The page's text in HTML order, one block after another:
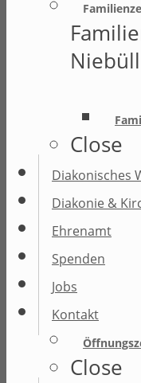
Niebüll
Close
Diakonisches
Diakonie &
Ehrenamt
Spenden
Jobs
Kontakt
Close